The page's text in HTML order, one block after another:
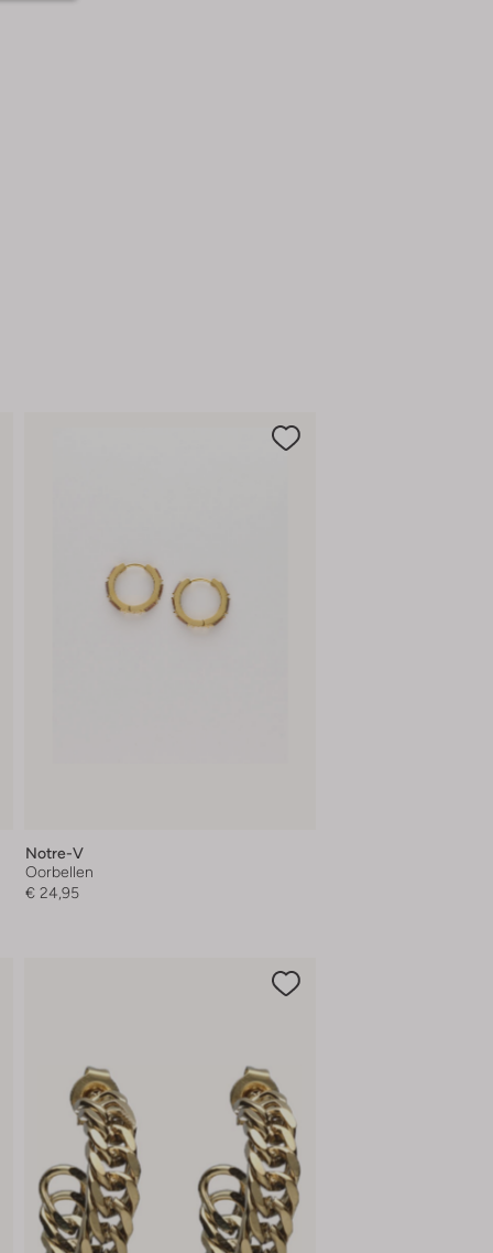
Notre-V
Oorbellen
€ 24,95